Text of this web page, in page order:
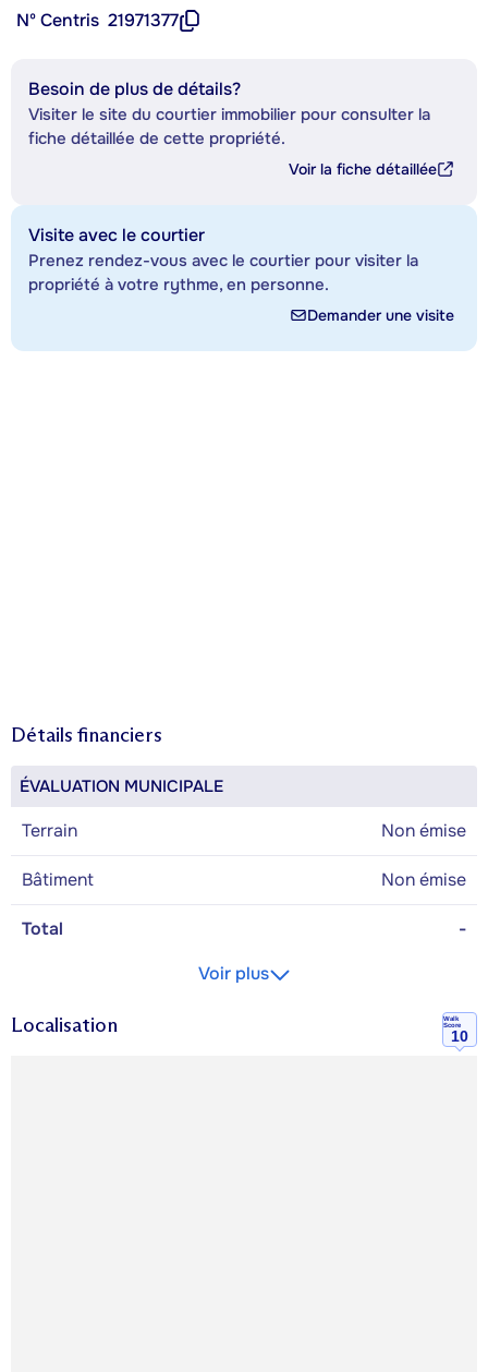
Nº Centris 21971377
Besoin de plus de détails?
Visiter le site du courtier immobilier pour consulter la
fiche détaillée de cette propriété.
Voir la fiche détaillée
Visite avec le courtier
Prenez rendez-vous avec le courtier pour visiter la
propriété à votre rythme, en personne.
Demander une visite
Détails financiers
ÉVALUATION MUNICIPALE
Terrain Non émise
Bâtiment Non émise
Total
-
Voir plus
Localisation
Walk
Score
10